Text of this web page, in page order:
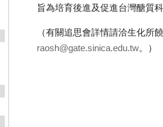
旨為培育後進及促進台灣醣質
（有關追思會詳情請洽生化所
raosh@gate.sinica.edu.tw。）